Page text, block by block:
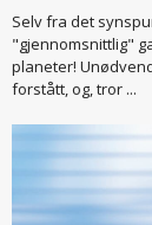
Selv fra det
"gjennomsnittlig"
planeter!
forstått, og, tror ...